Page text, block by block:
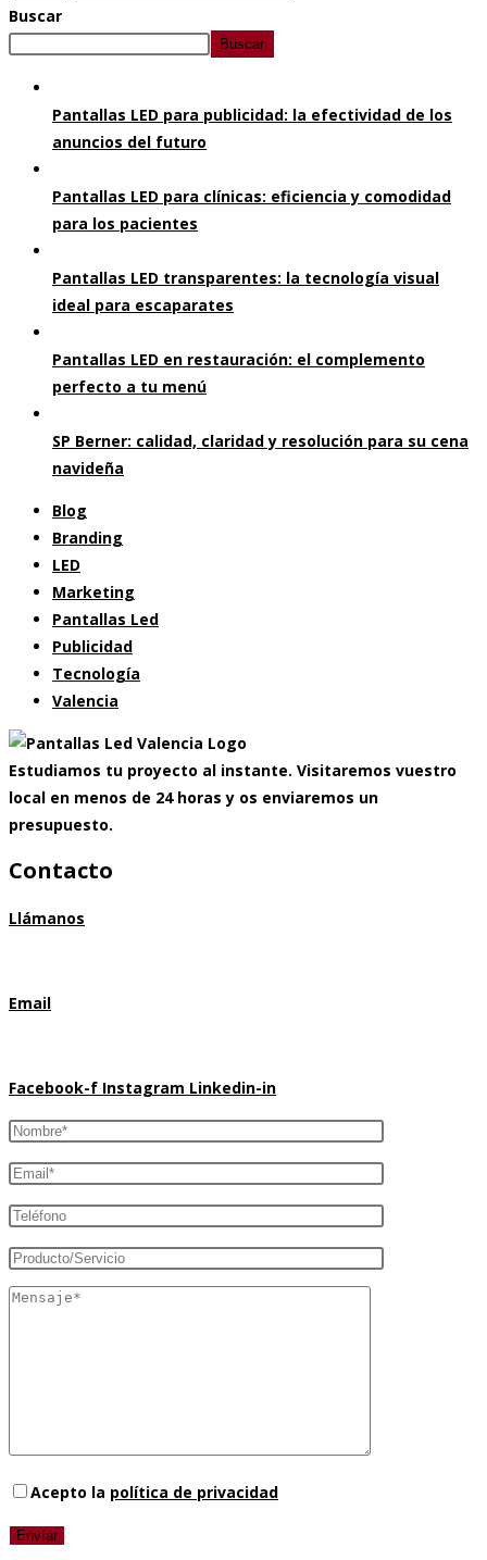
Buscar
Buscar
Pantallas LED para publicidad: la efectividad de los
anuncios del futuro
Pantallas LED para clínicas: eficiencia y comodidad
para los pacientes
Pantallas LED transparentes: la tecnología visual
ideal para escaparates
Pantallas LED en restauración: el complemento
perfecto a tu menú
SP Berner: calidad, claridad y resolución para su cena
navideña
Blog
Branding
LED
Marketing
Pantallas Led
Publicidad
Tecnología
Valencia
Estudiamos tu proyecto al instante. Visitaremos vuestro
local en menos de 24 horas y os enviaremos un
presupuesto.
Contacto
Llámanos
Email
Facebook-f Instagram Linkedin-in
Acepto la política de privacidad